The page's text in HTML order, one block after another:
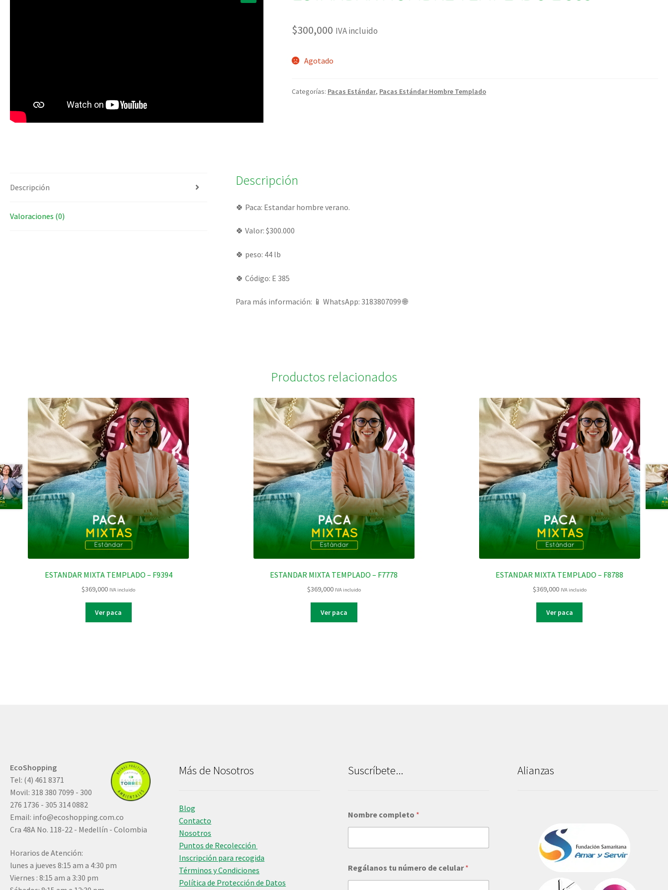
$300,000 IVA incluido
Agotado
Categorías: Pacas Estándar, Pacas Estándar Hombre Templado
Descripción
Valoraciones (0)
Descripción
🍀 Paca: Estandar hombre verano.
🍀 Valor: $300.000
🍀 peso: 44 lb
🍀 Código: E 385
Para más información: 📱 WhatsApp: 3183807099 🌐
Productos relacionados
ESTANDAR MIXTA TEMPLADO – F9394
$369,000 IVA incluido
Ver paca
ESTANDAR MIXTA TEMPLADO – F7778
$369,000 IVA incluido
Ver paca
ESTANDAR MIXTA TEMPLADO – F8788
$369,000 IVA incluido
Ver paca
EcoShopping
Tel: (4) 461 8371
Movil: 318 380 7099 - 300
276 1736 - 305 314 0882
Email: info@ecoshopping.com.co
Cra 48A No. 118-22 - Medellín - Colombia
Horarios de Atención:
lunes a jueves 8:15 am a 4:30 pm
Viernes : 8:15 am a 3:30 pm
Más de Nosotros
Blog
Contacto
Nosotros
Puntos de Recolección
Inscripción para recogida
Términos y Condiciones
Política de Protección de Datos
Suscríbete...
Nombre completo *
Regálanos tu número de celular*
Alianzas